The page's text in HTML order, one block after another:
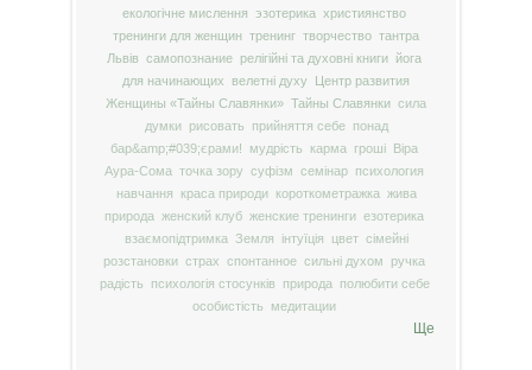
екологічне мислення
эзотерика християнство
тренинги для женщин тренинг творчество тантра
Львів самопознание релігійні та духовні книги йога
для начинающих
велетні духу
Центр развития
Женщины «Тайны Славянки» Тайны Славянки сила
думки
рисовать прийняття себе
понад
бар&amp;#039;єрами!
мудрість карма гроші
Віра
Аура-Сома точка зору суфізм семінар психология
навчання
краса природи короткометражка жива
природа женский клуб женские тренинги езотерика
взаємопідтримка Земля інтуїція цвет сімейні
розстановки страх спонтанное сильні духом
ручка
радість
психологія стосунків природа
полюбити себе
особистість
медитации
Ще